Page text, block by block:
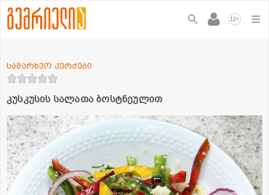
12+
კუსკუსის სალათა ბოსტნეულით
სამარხვო კერძები